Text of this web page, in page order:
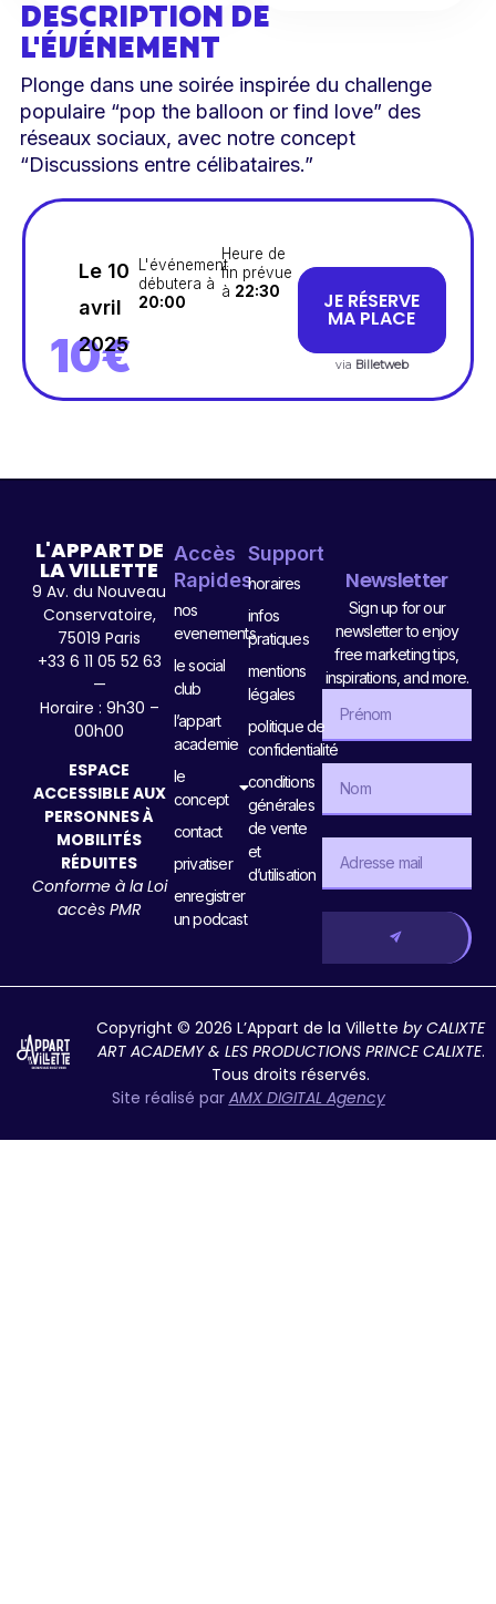
DESCRIPTION DE
L'ÉVÉNEMENT
Plonge dans une soirée inspirée du challenge
populaire “pop the balloon or find love” des
réseaux sociaux, avec notre concept
“Discussions entre célibataires.”
10€
Le 10
avril
2025
L'événement
débutera à
20:00
Heure de
fin prévue
à 22:30 JE RÉSERVE
MA PLACE
via Billetweb
L'APPART DE
LA VILLETTE
9 Av. du Nouveau
Conservatoire,
75019 Paris
+33 6 11 05 52 63
—
Horaire : 9h30 –
00h00
ESPACE
ACCESSIBLE AUX
PERSONNES À
MOBILITÉS
RÉDUITES
Conforme à la Loi
accès PMR
Accès
Rapides
nos
evenements
le social
club
l’appart
academie
le
concept
contact
privatiser
enregistrer
un podcast
Support
horaires
infos
pratiques
mentions
légales
politique de
confidentialité
conditions
générales
de vente
et
d’utilisation
Newsletter
Sign up for our
newsletter to enjoy
free marketing tips,
inspirations, and more.
Copyright © 2026 L’Appart de la Villetteby CALIXTE
ART ACADEMY & LES PRODUCTIONS PRINCE CALIXTE.
Tous droits réservés.
Site réalisé par AMX DIGITAL Agency